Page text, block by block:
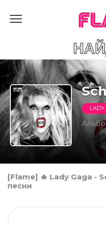
НАЙДИ
LADY
[Flame] 🔥 Lady Gaga -
песни